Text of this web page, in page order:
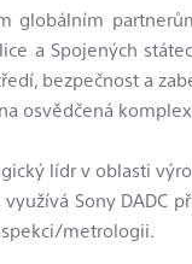
globálním
a Spojených
bezpečnost a
osvědčená
lídr v oblasti
Sony DADC
metrologii.